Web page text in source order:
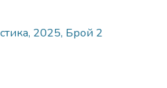
2025, Брой 2